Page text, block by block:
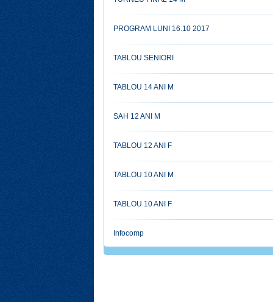
PROGRAM LUNI 16.10 2017
TABLOU SENIORI
TABLOU 14 ANI M
SAH 12 ANI M
TABLOU 12 ANI F
TABLOU 10 ANI M
TABLOU 10 ANI F
Infocomp